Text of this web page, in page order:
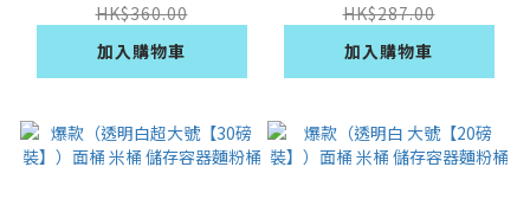
HK$360.00
加入購物車
HK$287.00
加入購物車